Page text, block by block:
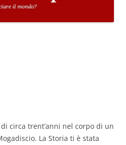
circa trent’anni nel corpo di un
La Storia ti è stata